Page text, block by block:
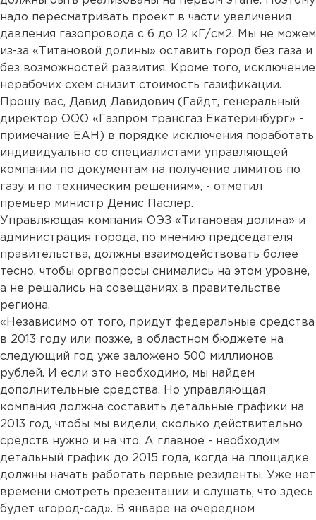
надо пересматривать проект в части увеличения
давления газопровода с 6 до 12 кГ/см2. Мы не можем
из-за «Титановой долины» оставить город без газа и
без возможностей развития. Кроме того, исключение
нерабочих схем снизит стоимость газификации.
Прошу вас, Давид Давидович (Гайдт, генеральный
директор ООО «Газпром трансгаз Екатеринбург» -
примечание ЕАН) в порядке исключения поработать
индивидуально со специалистами управляющей
компании по документам на получение лимитов по
газу и по техническим решениям», - отметил
премьер министр Денис Паслер.
Управляющая компания ОЭЗ «Титановая долина» и
администрация города, по мнению председателя
правительства, должны взаимодействовать более
тесно, чтобы оргвопросы снимались на этом уровне,
а не решались на совещаниях в правительстве
региона.
«Независимо от того, придут федеральные средства
в 2013 году или позже, в областном бюджете на
следующий год уже заложено 500 миллионов
рублей. И если это необходимо, мы найдем
дополнительные средства. Но управляющая
компания должна составить детальные графики на
2013 год, чтобы мы видели, сколько действительно
средств нужно и на что. А главное - необходим
детальный график до 2015 года, когда на площадке
должны начать работать первые резиденты. Уже нет
времени смотреть презентации и слушать, что здесь
будет «город-сад». В январе на очередном